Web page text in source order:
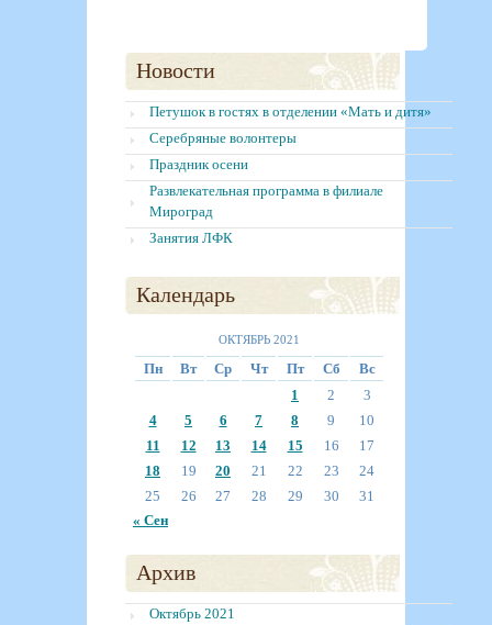
Новости
Петушок в гостях в отделении «Мать и дитя»
Серебряные волонтеры
Праздник осени
Развлекательная программа в филиале
Мироград
Занятия ЛФК
Календарь
ОКТЯБРЬ 2021
Пн Вт Ср Чт Пт Сб
Вс
1
2
3
4
5 6 7 8 9
10
11
12 13 14 15 16
17
18
19 20 21 22 23
24
25
26 27 28 29 30
31
« Сен
Архив
Октябрь 2021